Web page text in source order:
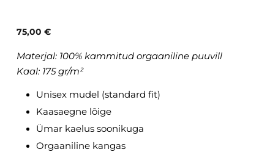
75,00 €
Materjal: 100% kammitud orgaaniline puuvill
Kaal: 175 gr/m²
Unisex mudel (standard fit)
Kaasaegne lõige
Ümar kaelus soonikuga
Orgaaniline kangas